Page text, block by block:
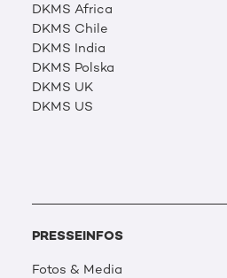
DKMS Africa
DKMS Chile
DKMS India
DKMS Polska
DKMS UK
DKMS US
PRESSEINFOS
Fotos & Media